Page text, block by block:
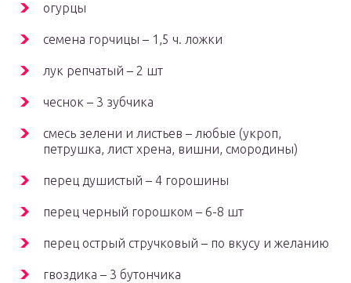
огурцы
семена горчицы – 1,5 ч. ложки
лук репчатый – 2 шт
чеснок – 3 зубчика
смесь зелени и листьев – любые (укроп,
петрушка, лист хрена, вишни, смородины)
перец душистый – 4 горошины
перец черный горошком – 6-8 шт
перец острый стручковый – по вкусу и желанию
гвоздика – 3 бутончика